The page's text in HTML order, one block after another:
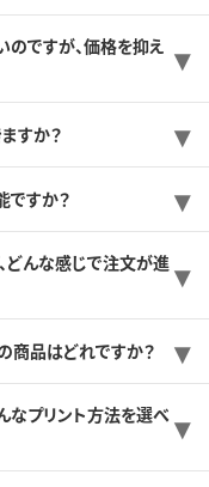
のですが、価格を抑え
すか？
ですか？
どんな感じで注文が進
商品はどれですか？
なプリント方法を選べ